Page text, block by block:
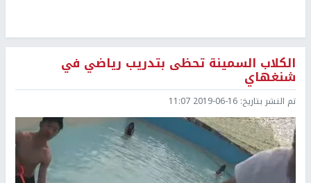
الكلاب السمينة تحظى بتدريب رياضي في
شنغهاي
تم النشر بتاريخ: 2019-06-16 11:07